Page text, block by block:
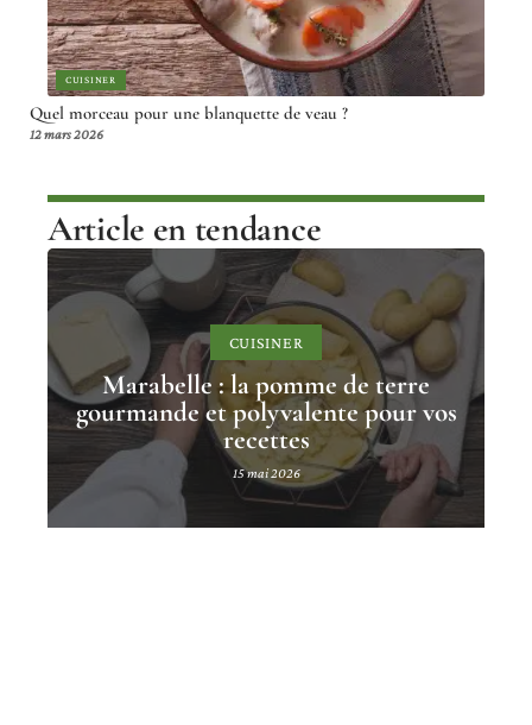
CUISINER
Quel morceau pour une blanquette de veau ?
12 mars 2026
Article en tendance
CUISINER
Marabelle : la pomme de terre
gourmande et polyvalente pour vos
recettes
15 mai 2026